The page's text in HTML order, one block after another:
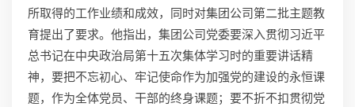
所取得的工作业绩和成效，同时对集团公司第二批主题教
育提出了要求。他指出，集团公司党委要深入贯彻习近平
总书记在中央政治局第十五次集体学习时的重要讲话精
神，要把不忘初心、牢记使命作为加强党的建设的永恒课
题，作为全体党员、干部的终身课题；要不折不扣贯彻党